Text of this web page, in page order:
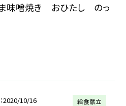
味噌焼き おひたし のっ
2020/10/16 給食献立